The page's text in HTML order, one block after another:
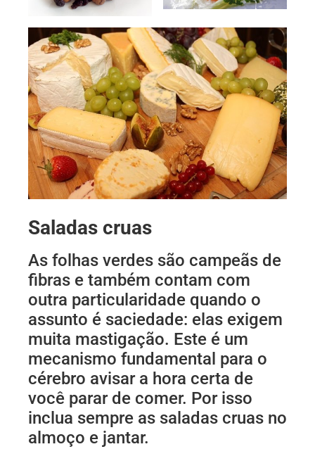
Saladas cruas
As folhas verdes são campeãs de
fibras e também contam com
outra particularidade quando o
assunto é saciedade: elas exigem
muita mastigação. Este é um
mecanismo fundamental para o
cérebro avisar a hora certa de
você parar de comer. Por isso
inclua sempre as saladas cruas no
almoço e jantar.